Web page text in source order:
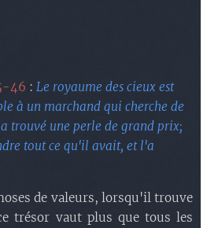
46 : Le royaume des cieux est
à un marchand qui cherche de
trouvé une perle de grand prix;
tout ce qu'il avait, et l'a
de valeurs, lorsqu'il trouve
trésor vaut plus que tous les